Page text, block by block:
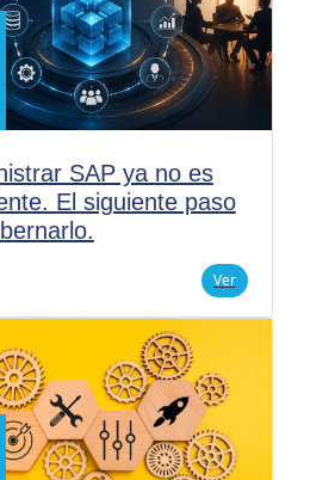
SAP ya no es
El siguiente paso
Ver